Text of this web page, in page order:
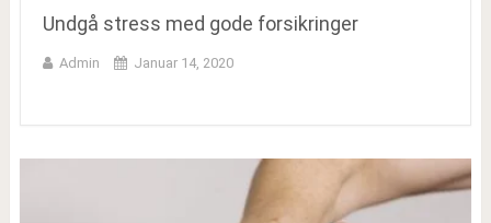
Undgå stress med gode forsikringer
Admin Januar 14, 2020